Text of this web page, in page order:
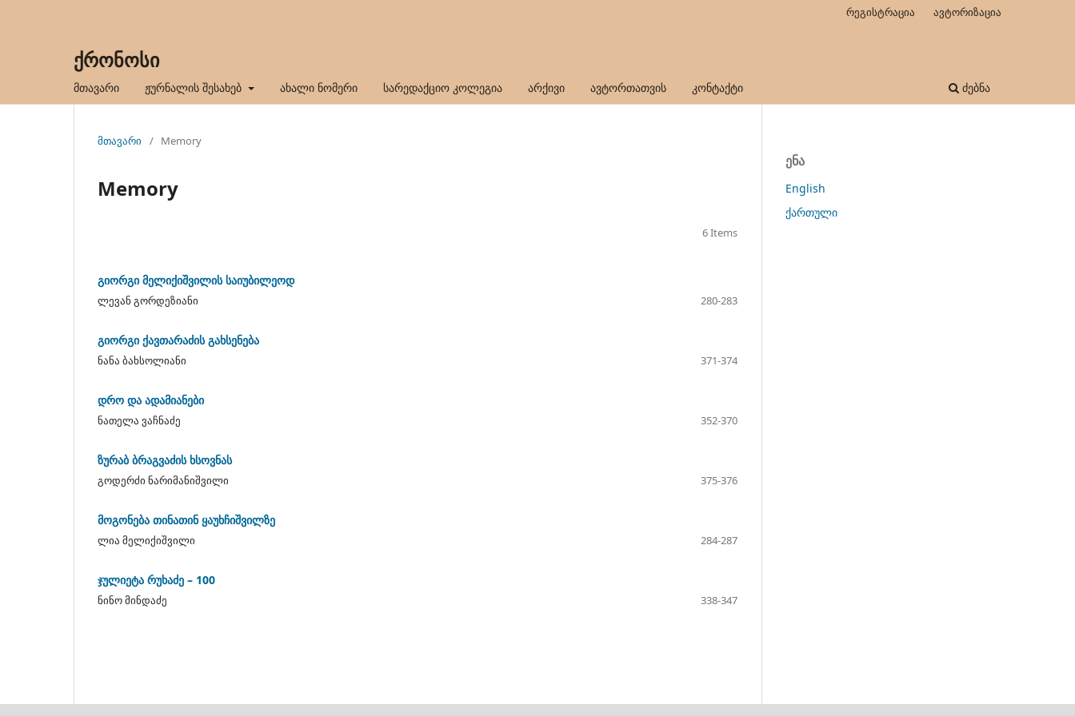
ქრონოსი
მთავარი ჟურნალის შესახებ ახალი ნომერი სარედაქციო კოლეგია არქივი ავტორთათვის კონტაქტი ძებნა
რეგისტრაცია ავტორიზაცია
მთავარი / Memory
Memory
6 Items
გიორგი მელიქიშვილის საიუბილეოდ
ლევან გორდეზიანი 280-283
გიორგი ქავთარაძის გახსენება
ნანა ბახსოლიანი 371-374
დრო და ადამიანები
ნათელა ვაჩნაძე 352-370
ზურაბ ბრაგვაძის ხსოვნას
გოდერძი ნარიმანიშვილი 375-376
მოგონება თინათინ ყაუხჩიშვილზე
ლია მელიქიშვილი 284-287
ჯულიეტა რუხაძე – 100
ნინო მინდაძე 338-347
ენა
English
ქართული